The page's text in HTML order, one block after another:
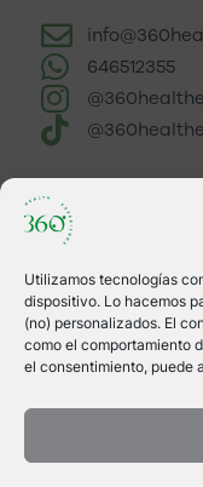
Utilizamos tecnologías
dispositivo. Lo hacemos
(no) personalizados. El
como el comportamiento
el consentimiento, puede
646512355